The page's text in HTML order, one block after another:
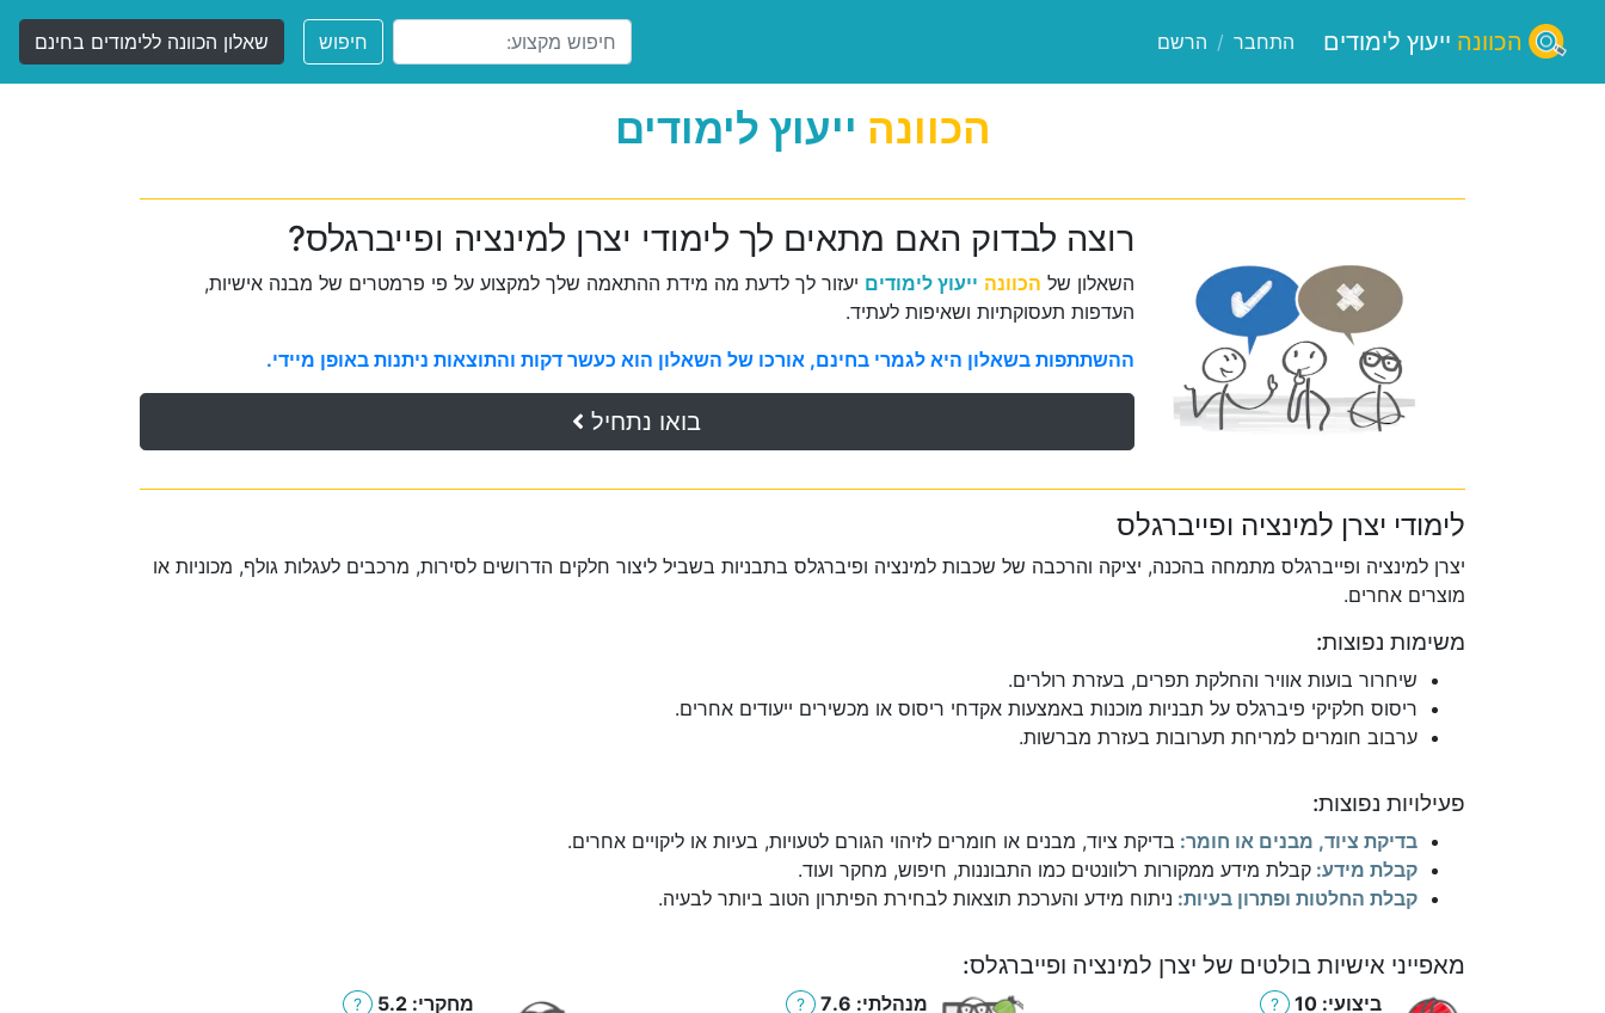
הכוונה ייעוץ לימודים התחבר / הרשם חיפוש שאלון הכוונה ללימודים בחינם
הכוונה ייעוץ לימודים
רוצה לבדוק האם מתאים לך לימודי יצרן למינציה ופייברגלס?
השאלון של הכוונה ייעוץ לימודים יעזור לך לדעת מה מידת ההתאמה שלך למקצוע על פי פרמטרים של מבנה אישיות,
העדפות תעסוקתיות ושאיפות לעתיד.
ההשתתפות בשאלון היא לגמרי בחינם, אורכו של השאלון הוא כעשר דקות והתוצאות ניתנות באופן מיידי.
בואו נתחיל
לימודי יצרן למינציה ופייברגלס
יצרן למינציה ופייברגלס מתמחה בהכנה, יציקה והרכבה של שכבות למינציה ופיברגלס בתבניות בשביל ליצור חלקים הדרושים לסירות, מרכבים לעגלות גולף, מכוניות או
מוצרים אחרים.
משימות נפוצות:
שיחרור בועות אוויר והחלקת תפרים, בעזרת רולרים.
ריסוס חלקיקי פיברגלס על תבניות מוכנות באמצעות אקדחי ריסוס או מכשירים ייעודים אחרים.
ערבוב חומרים למריחת תערובות בעזרת מברשות.
פעילויות נפוצות:
בדיקת ציוד, מבנים או חומר: בדיקת ציוד, מבנים או חומרים לזיהוי הגורם לטעויות, בעיות או ליקויים אחרים.
קבלת מידע: קבלת מידע ממקורות רלוונטים כמו התבוננות, חיפוש, מחקר ועוד.
קבלת החלטות ופתרון בעיות: ניתוח מידע והערכת תוצאות לבחירת הפיתרון הטוב ביותר לבעיה.
מאפייני אישיות בולטים של יצרן למינציה ופייברגלס:
ביצועי: 10 ? מנהלתי: 7.6 ? מחקרי: 5.2 ?